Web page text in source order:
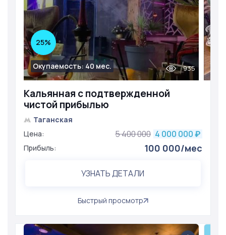
Кальянная с подтвержденной
чистой прибылью
Окупаемость: 40 мес.
25%
935
Таганская
Цена:
4 000 000 ₽
5 400 000
Прибыль: 100 000/мес
УЗНАТЬ ДЕТАЛИ
Быстрый просмотр